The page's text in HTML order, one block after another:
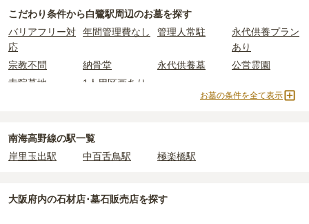
使用料のみかかります。
なお、お墓によっては以下の費用が別途かかる場合があります。
・
：お墓を新しく建てた際に行う儀式のための費
用。僧侶に渡すお布施がかかります。
・納骨式の費用
：お墓に遺骨を納める儀式のための費用。僧侶に渡
正確な費用は、区画や石材の選び方によって大きく変わるため、見
必ず確認することをおすすめします。
価格の目安は、1名あたり5万円〜30万円程度です。
白鷺駅周辺で安価なお墓を探したい場合は、価格の安い順で並び替
えてお墓を探すのがおすすめです。
主な条件として、遺骨がすでにある、該当の市区町村に一定年数以
上住んでいるなどが挙げられます。
条件を満たさない場合は、申し込み自体ができないことも多いた
め、事前の確認が重要です。
契約条件の詳細は、各霊園のページをご確認いただくか、資料請求
詳しくは、白鷺駅周辺の永代供養の一覧をご覧ください。
こだわり条件から白鷺駅周辺のお墓を探す
バリアフリー対
応
年間管理費なし 管理人常駐
永代供養プラン
あり
宗教不問
納骨堂 永代供養墓
公営霊園
寺院墓地
1人用区画あり
お墓の条件を全て表示
南海高野線の駅一覧
岸里玉出駅
中百舌鳥駅 極楽橋駅
大阪府内の石材店･墓石販売店を探す